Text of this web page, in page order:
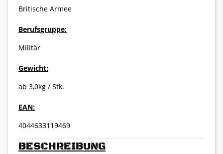
BESCHREIBUNG
Britische Armee
Berufsgruppe:
Militär
Gewicht:
ab 3,0kg / Stk.
EAN:
4044633119469